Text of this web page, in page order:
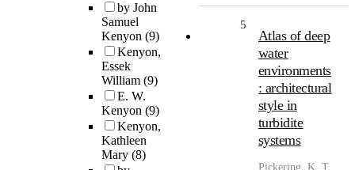
by John
Samuel
Kenyon (9)
Kenyon,
Essek
William (9)
E. W.
Kenyon (9)
Kenyon,
Kathleen
Mary (8)
5
Atlas of deep
water
environments
: architectural
style in
turbidite
systems
Pickering, K. T